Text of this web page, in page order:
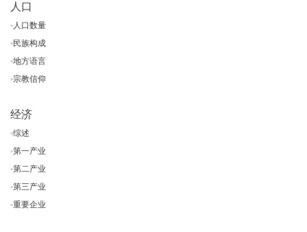
人口
▪人口数量
▪民族构成
▪地方语言
▪宗教信仰
经济
▪综述
▪第一产业
▪第二产业
▪第三产业
▪重要企业